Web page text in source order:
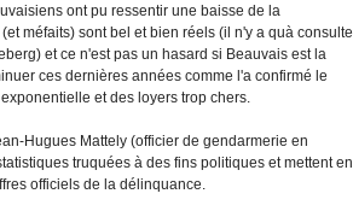
ont pu ressentir une baisse de la
méfaits) sont bel et bien réels (il n'y a quà
et ce n'est pas un hasard si Beauvais est la
ces dernières années comme l'a confirmé le
et des loyers trop chers.
Hugues Mattely (officier de gendarmerie en
truquées à des fins politiques et mettent en
officiels de la délinquance.